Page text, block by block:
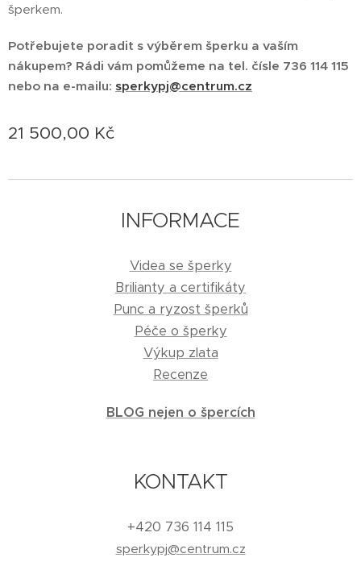
šperkem.
Potřebujete poradit s výběrem šperku a vaším
nákupem? Rádi vám pomůžeme na tel. čísle 736 114 115
nebo na e-mailu: sperkypj@centrum.cz
21 500,00 Kč
INFORMACE
Videa se šperky
Brilianty a certifikáty
Punc a ryzost šperků
Péče o šperky
Výkup zlata
Recenze
BLOG nejen o špercích
KONTAKT
+420 736 114 115
sperkypj@centrum.cz